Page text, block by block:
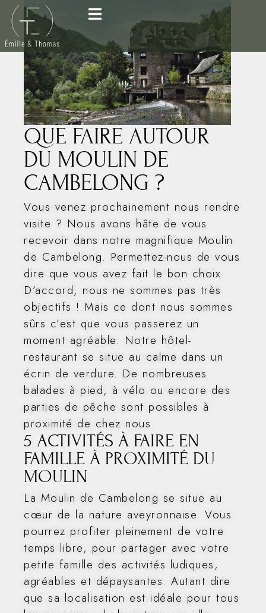
QUE FAIRE AUTOUR
DU MOULIN DE
CAMBELONG ?
Vous venez prochainement nous rendre
visite ? Nous avons hâte de vous
recevoir dans notre magnifique Moulin
de Cambelong. Permettez-nous de vous
dire que vous avez fait le bon choix.
D’accord, nous ne sommes pas très
objectifs ! Mais ce dont nous sommes
sûrs c’est que vous passerez un
moment agréable. Notre hôtel-
restaurant se situe au calme dans un
écrin de verdure. De nombreuses
balades à pied, à vélo ou encore des
parties de pêche sont possibles à
proximité de chez nous.
5 ACTIVITÉS À FAIRE EN
FAMILLE À PROXIMITÉ DU
MOULIN
La Moulin de Cambelong se situe au
cœur de la nature aveyronnaise. Vous
pourrez profiter pleinement de votre
temps libre, pour partager avec votre
petite famille des activités ludiques,
agréables et dépaysantes. Autant dire
que sa localisation est idéale pour tous